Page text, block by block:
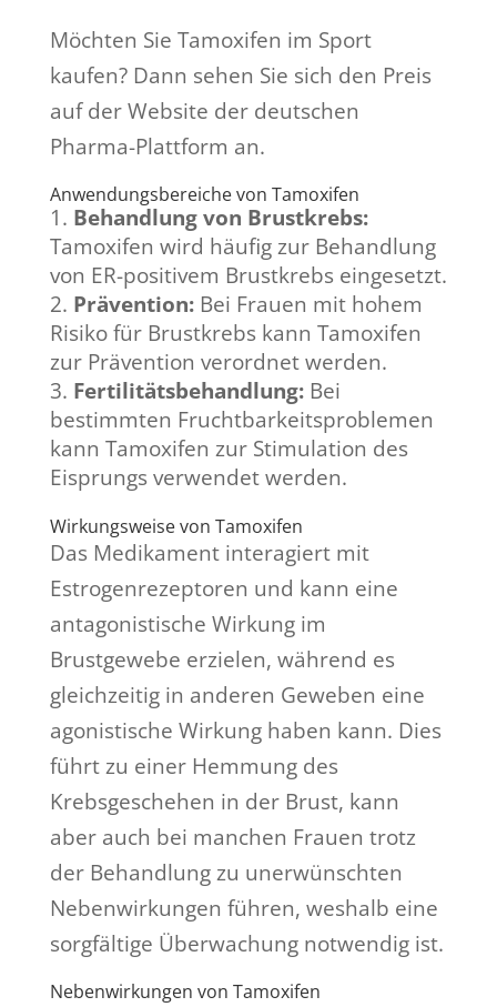
Möchten Sie Tamoxifen im Sport
kaufen? Dann sehen Sie sich den Preis
auf der Website der deutschen
Pharma-Plattform an.
Anwendungsbereiche von Tamoxifen
Behandlung von Brustkrebs:
Tamoxifen wird häufig zur Behandlung
von ER-positivem Brustkrebs eingesetzt.
Prävention:Bei Frauen mit hohem
Risiko für Brustkrebs kann Tamoxifen
zur Prävention verordnet werden.
Fertilitätsbehandlung:Bei
bestimmten Fruchtbarkeitsproblemen
kann Tamoxifen zur Stimulation des
Eisprungs verwendet werden.
Wirkungsweise von Tamoxifen
Das Medikament interagiert mit
Estrogenrezeptoren und kann eine
antagonistische Wirkung im
Brustgewebe erzielen, während es
gleichzeitig in anderen Geweben eine
agonistische Wirkung haben kann. Dies
führt zu einer Hemmung des
Krebsgeschehen in der Brust, kann
aber auch bei manchen Frauen trotz
der Behandlung zu unerwünschten
Nebenwirkungen führen, weshalb eine
sorgfältige Überwachung notwendig ist.
Nebenwirkungen von Tamoxifen